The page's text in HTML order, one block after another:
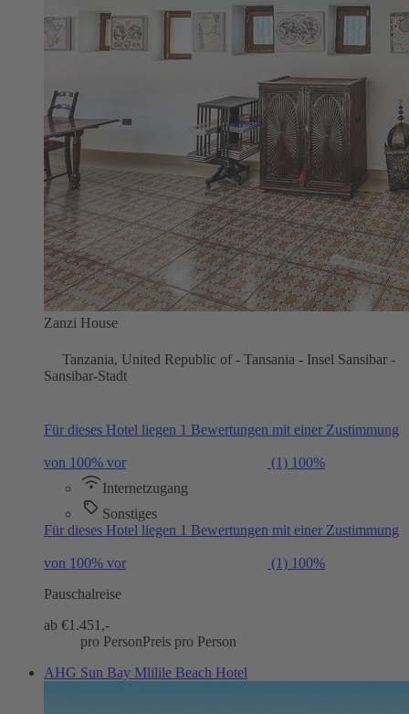
Zanzi House
Tanzania, United Republic of - Tansania - Insel Sansibar -
Sansibar-Stadt
Für dieses Hotel liegen 1 Bewertungen mit einer Zustimmung
von 100% vor (1) 100%
Internetzugang
Sonstiges
Für dieses Hotel liegen 1 Bewertungen mit einer Zustimmung
von 100% vor (1) 100%
Pauschalreise
ab €1.451,-
pro PersonPreis pro Person
AHG Sun Bay Mlilile Beach Hotel